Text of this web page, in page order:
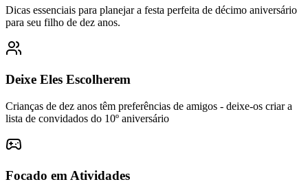
Dicas essenciais para planejar a festa perfeita de décimo aniversário
para seu filho de dez anos.
Deixe Eles Escolherem
Crianças de dez anos têm preferências de amigos - deixe-os criar a
lista de convidados do 10º aniversário
Focado em Atividades